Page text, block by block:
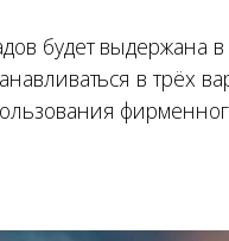
будет выдержана
в трёх